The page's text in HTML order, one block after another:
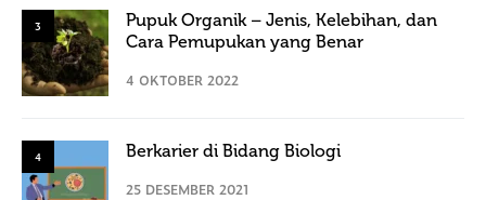
3
Pupuk Organik – Jenis, Kelebihan, dan
Cara Pemupukan yang Benar
4 OKTOBER 2022
4 Berkarier di Bidang Biologi
25 DESEMBER 2021